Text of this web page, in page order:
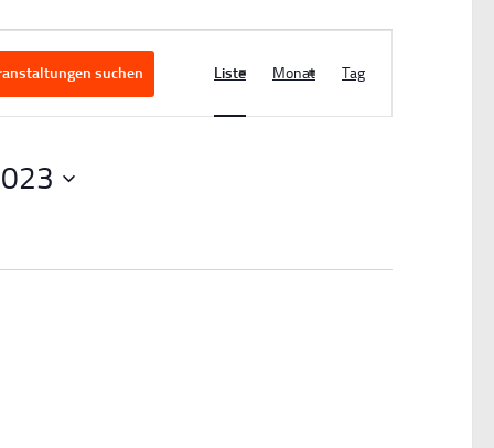
suchen
s
Liste Monat Tag